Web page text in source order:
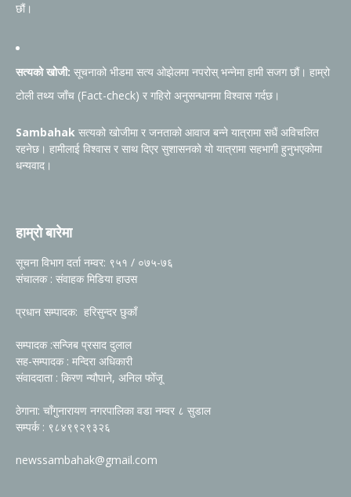
छौं।
सत्यको खोजी: सूचनाको भीडमा सत्य ओझेलमा नपरोस् भन्नेमा हामी सजग छौं। हाम्रो
टोली तथ्य जाँच (Fact-check) र गहिरो अनुसन्धानमा विश्वास गर्दछ।
Sambahak सत्यको खोजीमा र जनताको आवाज बन्ने यात्रामा सधैं अविचलित
रहनेछ। हामीलाई विश्वास र साथ दिएर सुशासनको यो यात्रामा सहभागी हुनुभएकोमा
धन्यवाद।
हाम्रो बारेमा
सूचना विभाग दर्ता नम्वर: ९५१ / ०७५-७६
संचालक : संवाहक मिडिया हाउस
प्रधान सम्पादक: हरिसुन्दर छुकाँ
सम्पादक :सन्जिब प्रसाद दुलाल
सह-सम्पादक : मन्दिरा अधिकारी
संवाददाता : किरण न्यौपाने, अनिल फोँजू
ठेगाना: चाँगुनारायण नगरपालिका वडा नम्वर ८ सुडाल
सम्पर्क : ९८४९९२९३२६
newssambahak@gmail.com